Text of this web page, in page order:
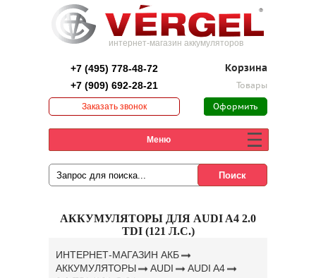
интернет-магазин аккумуляторов
+7 (495) 778-48-72
+7 (909) 692-28-21
Заказать звонок
Корзина
Товары
Оформить
Меню
АККУМУЛЯТОРЫ ДЛЯ AUDI A4 2.0
TDI (121 Л.С.)
ИНТЕРНЕТ-МАГАЗИН АКБ
АККУМУЛЯТОРЫ
AUDI
AUDI A4